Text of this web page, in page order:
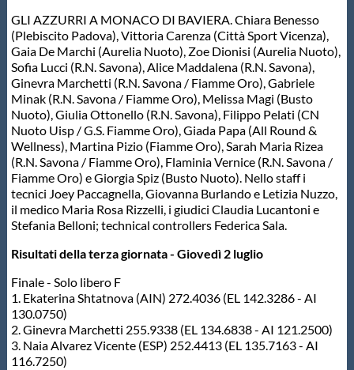
Videogallery
Intranet
Webmail
Contatti
Mappa del sito
GLI AZZURRI A MONACO DI BAVIERA. Chiara Benesso
(Plebiscito Padova), Vittoria Carenza (Città Sport Vicenza),
Gaia De Marchi (Aurelia Nuoto), Zoe Dionisi (Aurelia Nuoto),
Sofia Lucci (R.N. Savona), Alice Maddalena (R.N. Savona),
Ginevra Marchetti (R.N. Savona / Fiamme Oro), Gabriele
Minak (R.N. Savona / Fiamme Oro), Melissa Magi (Busto
Nuoto), Giulia Ottonello (R.N. Savona), Filippo Pelati (CN
Nuoto Uisp / G.S. Fiamme Oro), Giada Papa (All Round &
Wellness), Martina Pizio (Fiamme Oro), Sarah Maria Rizea
(R.N. Savona / Fiamme Oro), Flaminia Vernice (R.N. Savona /
Fiamme Oro) e Giorgia Spiz (Busto Nuoto). Nello staff i
tecnici Joey Paccagnella, Giovanna Burlando e Letizia Nuzzo,
il medico Maria Rosa Rizzelli, i giudici Claudia Lucantoni e
Stefania Belloni; technical controllers Federica Sala.
Risultati della terza giornata - Giovedì 2 luglio
Finale - Solo libero F
1. Ekaterina Shtatnova (AIN) 272.4036 (EL 142.3286 - AI
130.0750)
2. Ginevra Marchetti 255.9338 (EL 134.6838 - AI 121.2500)
3. Naia Alvarez Vicente (ESP) 252.4413 (EL 135.7163 - AI
116.7250)